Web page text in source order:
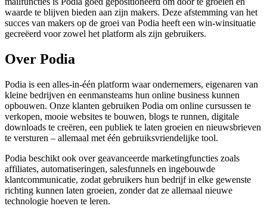
waarde te blijven bieden aan zijn makers. Deze afstemming van het
succes van makers op de groei van Podia heeft een win-winsituatie
gecreëerd voor zowel het platform als zijn gebruikers.
Over Podia
Podia is een alles-in-één platform waar ondernemers, eigenaren van
kleine bedrijven en eenmansteams hun online business kunnen
opbouwen. Onze klanten gebruiken Podia om online cursussen te
verkopen, mooie websites te bouwen, blogs te runnen, digitale
downloads te creëren, een publiek te laten groeien en nieuwsbrieven
te versturen – allemaal met één gebruiksvriendelijke tool.
Podia beschikt ook over geavanceerde marketingfuncties zoals
affiliates, automatiseringen, salesfunnels en ingebouwde
klantcommunicatie, zodat gebruikers hun bedrijf in elke gewenste
richting kunnen laten groeien, zonder dat ze allemaal nieuwe
technologie hoeven te leren.